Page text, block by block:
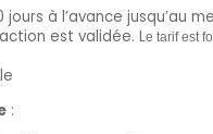
jours à l’avance jusqu’au
est validée. Le tarif est
: